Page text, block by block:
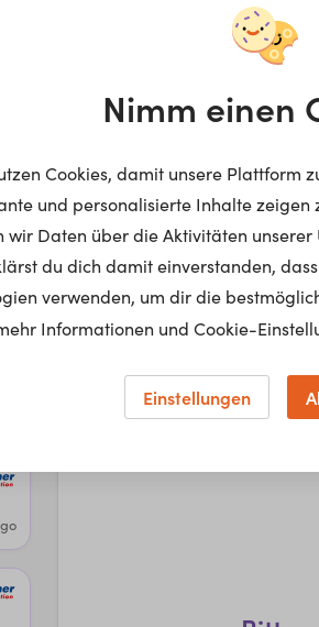
Nimm einen
Cookies, damit unsere Plattform
und personalisierte Inhalte zeigen
wir Daten über die Aktivitäten unserer
du dich damit einverstanden,
verwenden, um dir die
Informationen und Cookie-
Einstellungen